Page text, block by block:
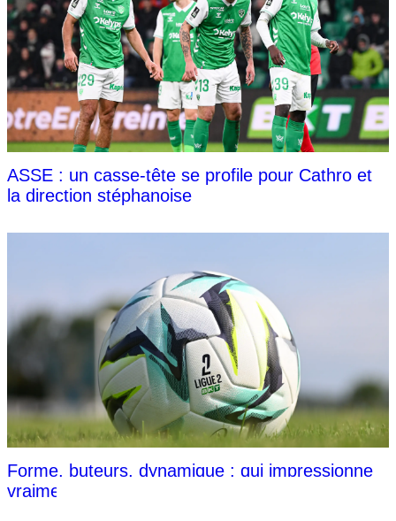
ASSE : un casse-tête se profile pour Cathro et
la direction stéphanoise
Forme, buteurs, dynamique : qui impressionne
vraiment avant la reprise de la Ligue 2 ?